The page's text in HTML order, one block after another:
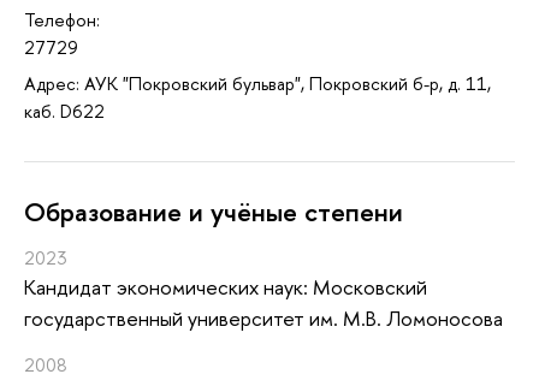
Телефон:
27729
Адрес: АУК "Покровский бульвар", Покровский б-р, д. 11,
каб. D622
Oбразование и учёные степени
2023
Кандидат экономических наук: Московский
государственный университет им. М.В. Ломоносова
2008